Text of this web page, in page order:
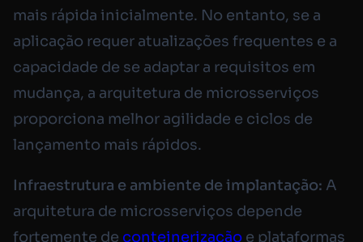
mais rápida inicialmente. No entanto, se a
aplicação requer atualizações frequentes e a
capacidade de se adaptar a requisitos em
mudança, a arquitetura de microsserviços
proporciona melhor agilidade e ciclos de
lançamento mais rápidos.
Infraestrutura e ambiente de implantação: A
arquitetura de microsserviços depende
fortemente de conteinerização e plataformas